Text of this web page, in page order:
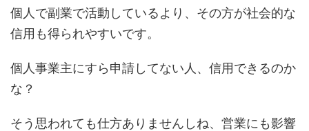
個人で副業で活動しているより、その方が社会的な
信用も得られやすいです。
個人事業主にすら申請してない人、信用できるのか
な？
そう思われても仕方ありませんしね、営業にも影響